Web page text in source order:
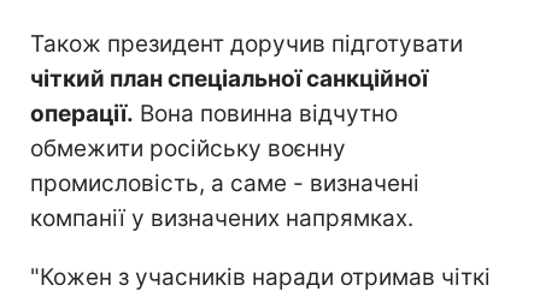
Також президент доручив підготувати
чіткий план спеціальної санкційної
операції. Вона повинна відчутно
обмежити російську воєнну
промисловість, а саме - визначені
компанії у визначених напрямках.
"Кожен з учасників наради отримав чіткі